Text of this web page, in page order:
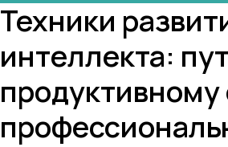
Техники
интеллекта: